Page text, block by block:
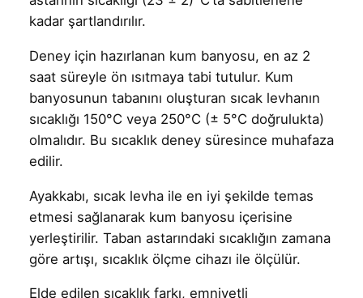
kadar şartlandırılır.
Deney için hazırlanan kum banyosu, en az 2
saat süreyle ön ısıtmaya tabi tutulur. Kum
banyosunun tabanını oluşturan sıcak levhanın
sıcaklığı 150°C veya 250°C (± 5°C doğrulukta)
olmalıdır. Bu sıcaklık deney süresince muhafaza
edilir.
Ayakkabı, sıcak levha ile en iyi şekilde temas
etmesi sağlanarak kum banyosu içerisine
yerleştirilir. Taban astarındaki sıcaklığın zamana
göre artışı, sıcaklık ölçme cihazı ile ölçülür.
Elde edilen sıcaklık farkı, emniyetli